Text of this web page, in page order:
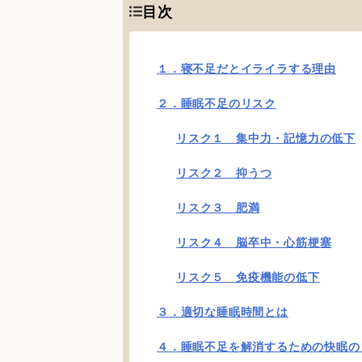
目次
１．寝不足だとイライラする理由
２．睡眠不足のリスク
リスク１ 集中力・記憶力の低下
リスク２ 抑うつ
リスク３ 肥満
リスク４ 脳卒中・心筋梗塞
リスク５ 免疫機能の低下
３．適切な睡眠時間とは
４．睡眠不足を解消するための快眠の